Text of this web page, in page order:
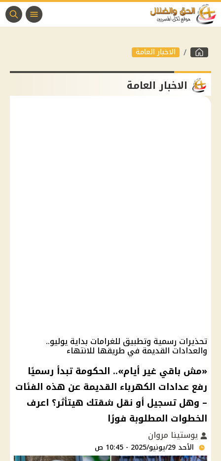
الاخبار العامة
الاخبار العامة
تحذيرات رسمية وتطبيق للغرامات بداية يوليو..
والعدادات القديمة في طريقها للانتهاء
«مش باقي غير أيام».. الحكومة تبدأ رسميًا
رفع عدادات الكهرباء القديمة عن هذه الفئات
– وهل تسجيل أو نقل شقتك هيتأثر؟ اعرف
الخطوات المطلوبة فورًا
يوستينا مروان
الأحد 29/يونيو/2025 - 10:45 ص